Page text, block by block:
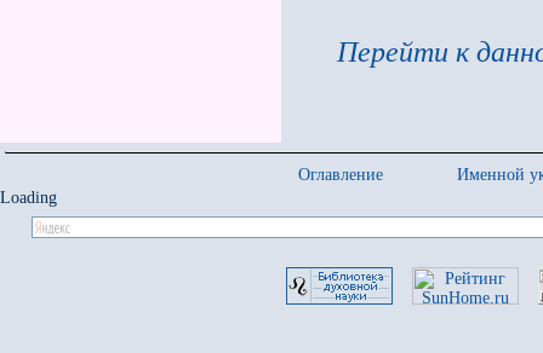
Перейти к
Оглавление
Именной
Loading